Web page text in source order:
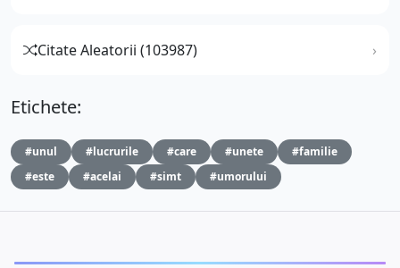
Citate Aleatorii (103987)
Etichete:
#unul #lucrurile #care #unete
#familie
#este
#acelai #simt #umorului